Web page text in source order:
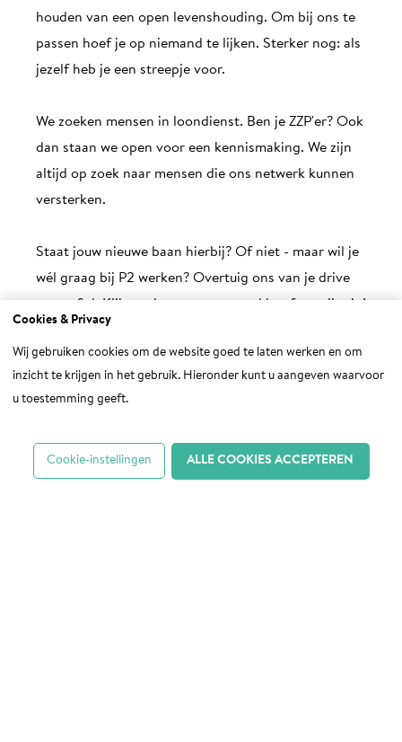
houden van een open levenshouding. Om bij ons te
passen hoef je op niemand te lijken. Sterker nog: als
jezelf heb je een streepje voor.
We zoeken mensen in loondienst. Ben je ZZP'er? Ook
dan staan we open voor een kennismaking. We zijn
altijd op zoek naar mensen die ons netwerk kunnen
versterken.
Staat jouw nieuwe baan hierbij? Of niet - maar wil je
wél graag bij P2 werken? Overtuig ons van je drive
en profiel. Klik op de vacature en vul het formulier in!
Of bel met Nanette van Engelen (+31 30 654 00
60).
Cookies & Privacy
Wij gebruiken cookies om de website goed te laten werken en om
inzicht te krijgen in het gebruik. Hieronder kunt u aangeven waarvoor
u toestemming geeft.
Cookie-instellingen ALLE COOKIES ACCEPTEREN